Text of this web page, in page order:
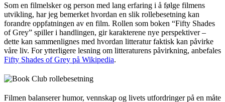
Som en filmelsker og person med lang erfaring i å følge filmens
utvikling, har jeg bemerket hvordan en slik rollebesetning kan
forandre oppfatningen av en film. Rollen som boken “Fifty Shades
of Grey” spiller i handlingen, gir karakterene nye perspektiver –
dette kan sammenlignes med hvordan litteratur faktisk kan påvirke
våre liv. For ytterligere lesning om litteraturens påvirkning, anbefales
Fifty Shades of Grey på Wikipedia.
Filmen balanserer humor, vennskap og livets utfordringer på en måte